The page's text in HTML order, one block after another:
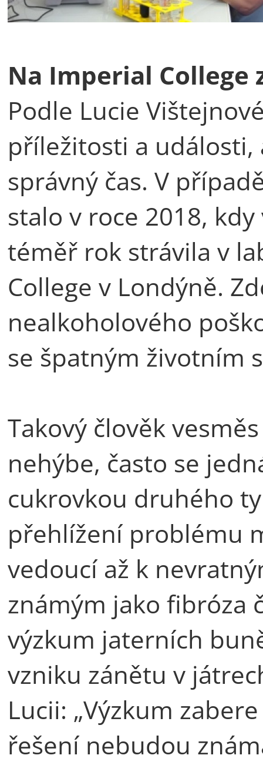
Na Imperial College
Podle Lucie
příležitosti a
správný čas. V
stalo v roce 2018,
téměř rok strávila v
College v Londýně.
nealkoholového
se špatným životním
Takový člověk
nehýbe, často se
cukrovkou druhého
přehlížení problému
vedoucí až k
známým jako fibróza
výzkum jaterních
vzniku zánětu v
Lucii: „Výzkum
řešení nebudou